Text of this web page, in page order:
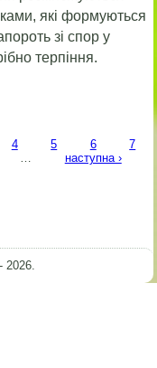
які формуються
зі спор у
терпіння.
4 5 6
7
наступна ›
2026.